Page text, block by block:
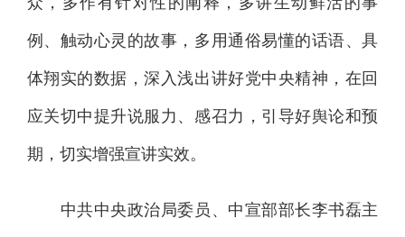
例、触动心灵的故事，多用通俗易懂的话语、具
体翔实的数据，深入浅出讲好党中央精神，在回
应关切中提升说服力、感召力，引导好舆论和预
期，切实增强宣讲实效。
中共中央政治局委员、中宣部部长李书磊主